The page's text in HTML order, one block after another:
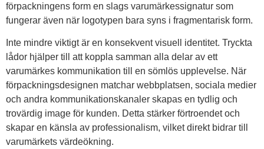
förpackningens form en slags varumärkessignatur som
fungerar även när logotypen bara syns i fragmentarisk form.
Inte mindre viktigt är en konsekvent visuell identitet. Tryckta
lådor hjälper till att koppla samman alla delar av ett
varumärkes kommunikation till en sömlös upplevelse. När
förpackningsdesignen matchar webbplatsen, sociala medier
och andra kommunikationskanaler skapas en tydlig och
trovärdig image för kunden. Detta stärker förtroendet och
skapar en känsla av professionalism, vilket direkt bidrar till
varumärkets värdeökning.